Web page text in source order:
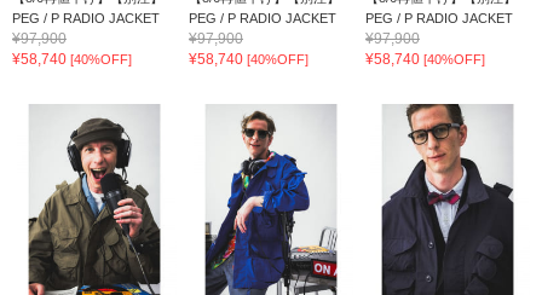
PEG / P RADIO JACKET
¥97,900
¥58,740 [40%OFF]
PEG / P RADIO JACKET
¥97,900
¥58,740 [40%OFF]
PEG / P RADIO JACKET
¥97,900
¥58,740 [40%OFF]